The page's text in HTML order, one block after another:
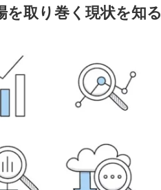
を取り巻く現状を知る